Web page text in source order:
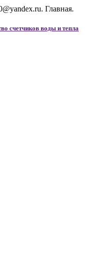
Главная.
счетчиков воды и тепла